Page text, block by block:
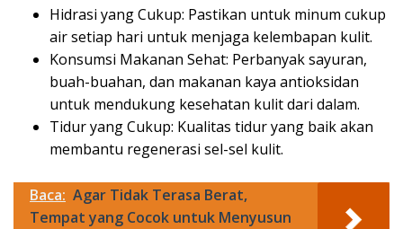
Hidrasi yang Cukup: Pastikan untuk minum cukup
air setiap hari untuk menjaga kelembapan kulit.
Konsumsi Makanan Sehat: Perbanyak sayuran,
buah-buahan, dan makanan kaya antioksidan
untuk mendukung kesehatan kulit dari dalam.
Tidur yang Cukup: Kualitas tidur yang baik akan
membantu regenerasi sel-sel kulit.
Baca: Agar Tidak Terasa Berat,
Tempat yang Cocok untuk Menyusun